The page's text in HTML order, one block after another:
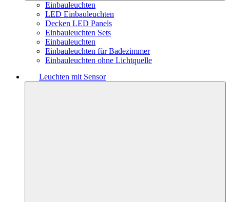
Einbauleuchten
LED Einbauleuchten
Decken LED Panels
Einbauleuchten Sets
Einbauleuchten
Einbauleuchten für Badezimmer
Einbauleuchten ohne Lichtquelle
Leuchten mit Sensor